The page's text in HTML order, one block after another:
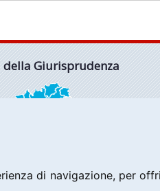
di navigazione, per
Giurisprudenza